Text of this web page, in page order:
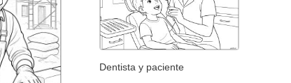
Dentista y paciente